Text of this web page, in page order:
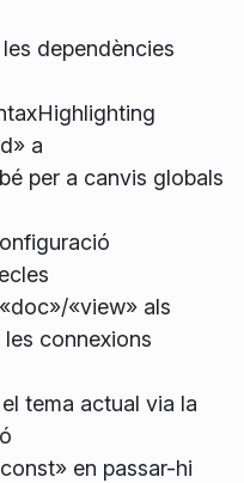
dependències
a
per a canvis globals
«view» als
connexions
tema actual via la
en passar-hi